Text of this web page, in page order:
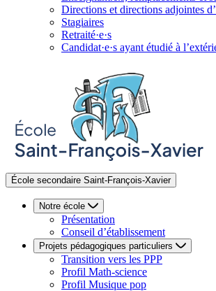
Directions et directions adjointes
Stagiaires
Retraité·e·s
Candidat·e·s ayant étudié à
École secondaire Saint-François-Xavier
Notre école
Présentation
Conseil d’établissement
Projets pédagogiques particuliers
Transition vers les PPP
Profil Math-science
Profil Musique pop